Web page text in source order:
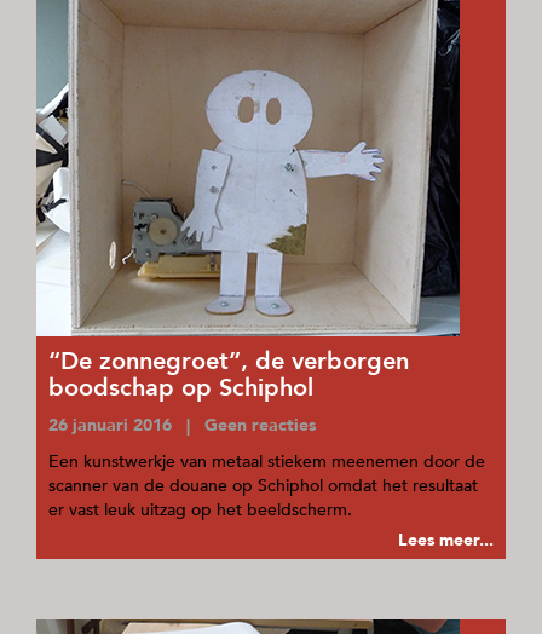
“De zonnegroet”, de verborgen
boodschap op Schiphol
26 januari 2016 | Geen reacties
Een kunstwerkje van metaal stiekem meenemen door de
scanner van de douane op Schiphol omdat het resultaat
er vast leuk uitzag op het beeldscherm.
Lees meer...